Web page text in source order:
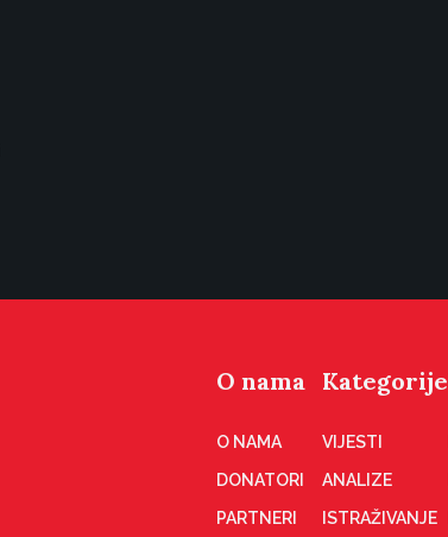
O nama
O NAMA
DONATORI
PARTNERI
Kategorije
VIJESTI
ANALIZE
ISTRAŽIVANJE